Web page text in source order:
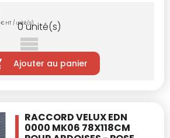
€ HT / unité(s)
0unité(s)
Ajouter au panier
RACCORD VELUX EDN
0000 MK06 78X118CM